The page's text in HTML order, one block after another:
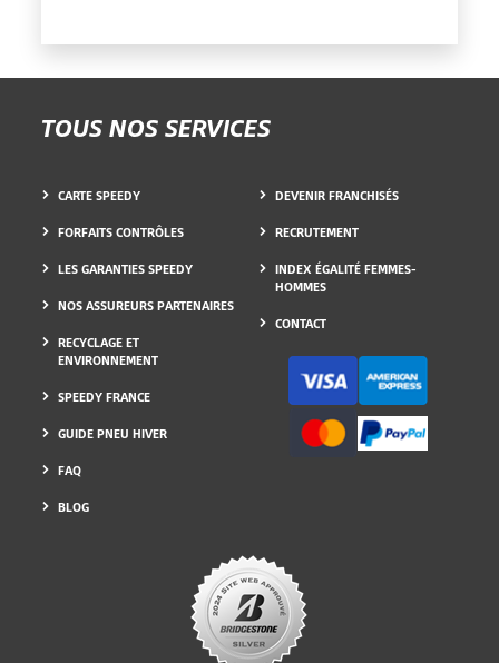
TOUS NOS SERVICES
CARTE SPEEDY
FORFAITS CONTRÔLES
LES GARANTIES SPEEDY
NOS ASSUREURS PARTENAIRES
RECYCLAGE ET
ENVIRONNEMENT
SPEEDY FRANCE
GUIDE PNEU HIVER
FAQ
BLOG
DEVENIR FRANCHISÉS
RECRUTEMENT
INDEX ÉGALITÉ FEMMES-
HOMMES
CONTACT